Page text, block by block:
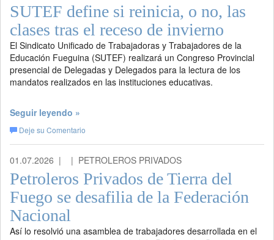
SUTEF define si reinicia, o no, las
clases tras el receso de invierno
El Sindicato Unificado de Trabajadoras y Trabajadores de la
Educación Fueguina (SUTEF) realizará un Congreso Provincial
presencial de Delegadas y Delegados para la lectura de los
mandatos realizados en las instituciones educativas.
Seguir leyendo »
Deje su Comentario
01.07.2026 | | PETROLEROS PRIVADOS
Petroleros Privados de Tierra del
Fuego se desafilia de la Federación
Nacional
Así lo resolvió una asamblea de trabajadores desarrollada en el